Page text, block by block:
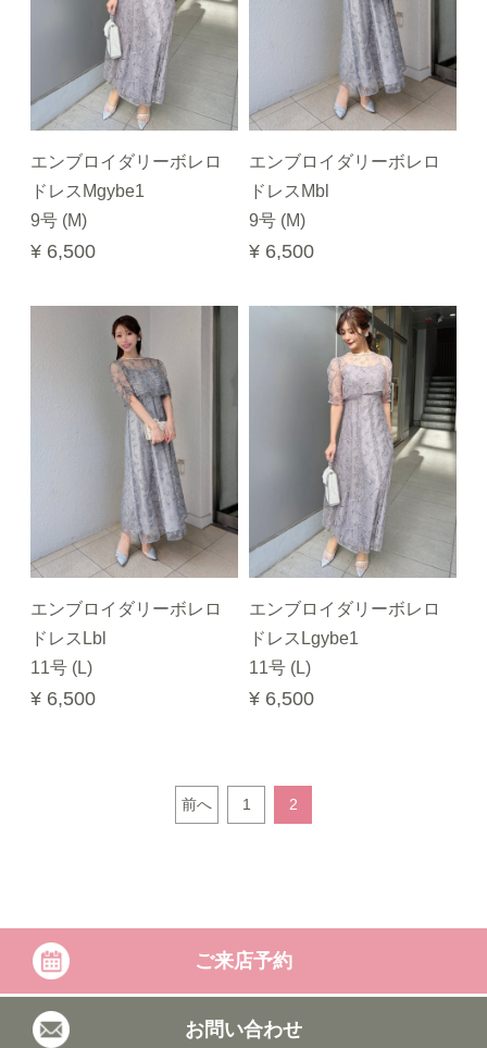
エンブロイダリーボレロ
ドレスMgybe1
9号 (M)
¥ 6,500
エンブロイダリーボレロ
ドレスMbl
9号 (M)
¥ 6,500
エンブロイダリーボレロ
ドレスLbl
11号 (L)
¥ 6,500
エンブロイダリーボレロ
ドレスLgybe1
11号 (L)
¥ 6,500
前へ 1 2
ご来店予約
お問い合わせ